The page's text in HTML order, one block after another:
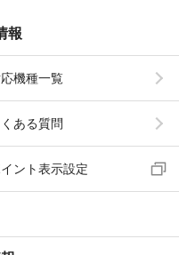
報
機種一覧
ある質問
ント表示設定